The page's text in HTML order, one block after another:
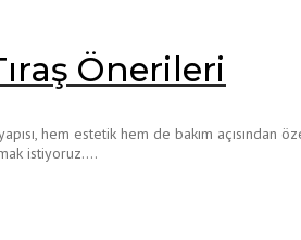
Önerileri
hem estetik hem de bakım
istiyoruz….